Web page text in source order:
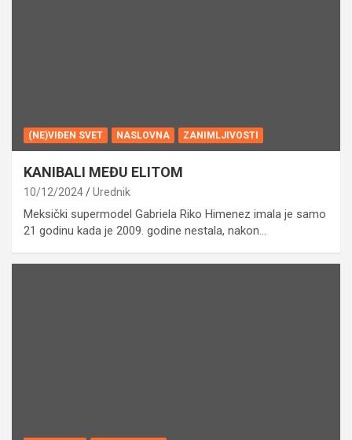
(NE)VIĐEN SVET NASLOVNA ZANIMLJIVOSTI
KANIBALI MEĐU ELITOM
10/12/2024 Urednik
Meksički supermodel Gabriela Riko Himenez imala je samo
21 godinu kada je 2009. godine nestala, nakon…